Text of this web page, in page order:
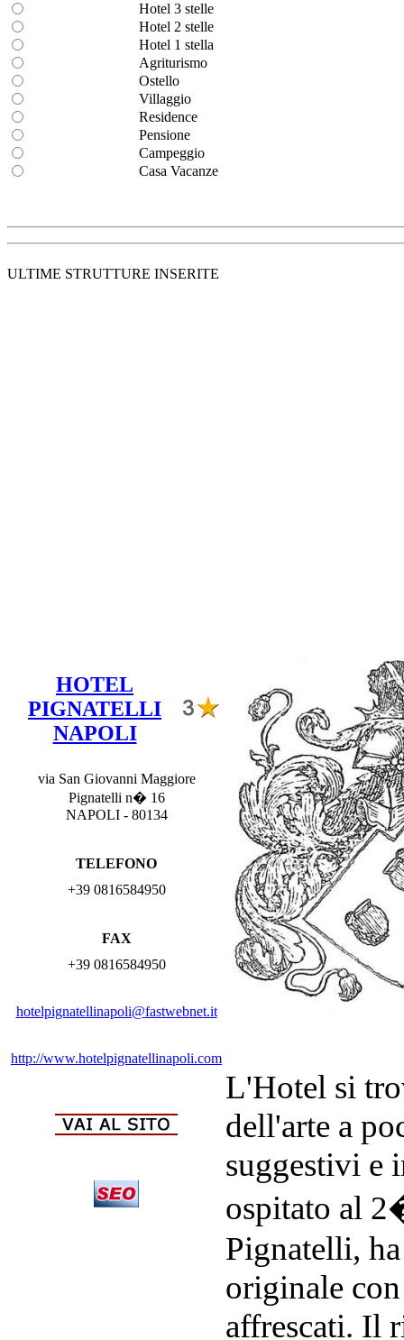
Hotel 3 stelle
Hotel 2 stelle
Hotel 1 stella
Agriturismo
Ostello
Villaggio
Residence
Pensione
Campeggio
Casa Vacanze
ULTIME STRUTTURE INSERITE
HOTEL
PIGNATELLI
NAPOLI
via San Giovanni Maggiore
Pignatelli n� 16
NAPOLI - 80134
TELEFONO
+39 0816584950
FAX
+39 0816584950
hotelpignatellinapoli@fastwebnet.it
http://www.hotelpignatellinapoli.com
L'Hotel si
dell'arte a
suggestivi e
ospitato al
Pignatelli,
originale
affrescati. Il